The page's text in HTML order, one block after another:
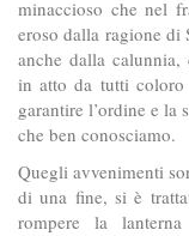
minaccioso che nel
eroso dalla ragione di
anche dalla
in atto da tutti
garantire l’ordine e la
che ben conosciamo.
Quegli avvenimenti
di una fine, si è
rompere la